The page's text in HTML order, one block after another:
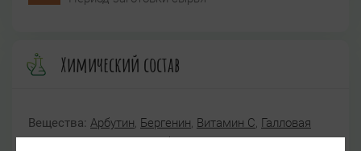
Химический состав
Вещества: Арбутин, Бергенин, Витамин C, Галловая
кислота,Гидрохинон,Дубильные вещества,Крахмал,